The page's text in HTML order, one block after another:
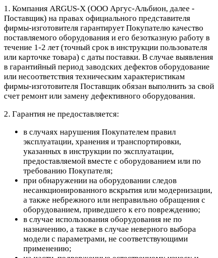
1. Компания ARGUS-X (ООО Аргус-Альбион, далее -
Поставщик) на правах официального представителя
фирмы-изготовителя гарантирует Покупателю качество
поставляемого оборудования и его безотказную работу в
течение 1-2 лет (точный срок в инструкции пользователя
или карточке товара) с даты поставки. В случае выявления
в гарантийный период заводских дефектов оборудование
или несоответствия техническим характеристикам
фирмы-изготовителя Поставщик обязан выполнить за свой
счет ремонт или замену дефективного оборудования.
2. Гарантия не предоставляется:
в случаях нарушения Покупателем правил
эксплуатации, хранения и транспортировки,
указанных в инструкции по эксплуатации,
предоставляемой вместе с оборудованием или по
требованию Покупателя;
при обнаружении на оборудовании следов
несанкционированного вскрытия или модернизации,
а также небрежного или неправильно обращения с
оборудованием, приведшего к его повреждению;
в случае использования оборудования не по
назначению, а также в случае неверного выбора
модели с параметрами, не соответствующими
применению;